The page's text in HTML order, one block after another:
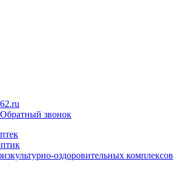
Обратный звонок
оздоровительных комплексов